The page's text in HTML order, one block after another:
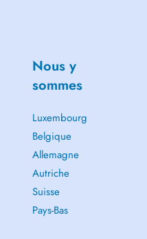
Nous y
sommes
Luxembourg
Belgique
Allemagne
Autriche
Suisse
Pays-Bas